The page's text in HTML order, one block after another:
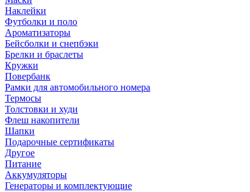
Наклейки
Футболки и поло
Ароматизаторы
Бейсболки и снепбэки
Брелки и браслеты
Кружки
Повербанк
Рамки для автомобильного номера
Термосы
Толстовки и худи
Флеш накопители
Шапки
Подарочные сертификаты
Другое
Питание
Аккумуляторы
Генераторы и комплектующие